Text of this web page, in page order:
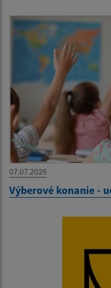
07.07.2026
Výberové konanie -